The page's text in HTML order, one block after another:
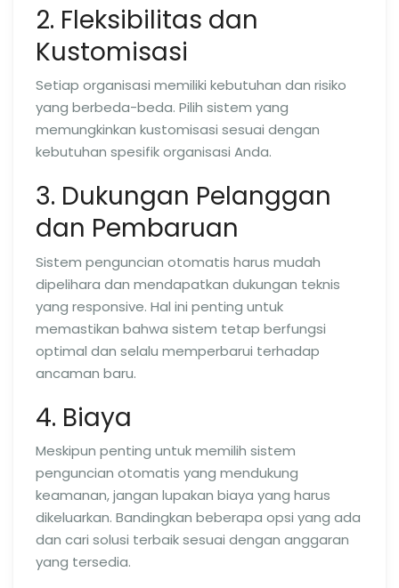
2. Fleksibilitas dan
Kustomisasi
Setiap organisasi memiliki kebutuhan dan risiko
yang berbeda-beda. Pilih sistem yang
memungkinkan kustomisasi sesuai dengan
kebutuhan spesifik organisasi Anda.
3. Dukungan Pelanggan
dan Pembaruan
Sistem penguncian otomatis harus mudah
dipelihara dan mendapatkan dukungan teknis
yang responsive. Hal ini penting untuk
memastikan bahwa sistem tetap berfungsi
optimal dan selalu memperbarui terhadap
ancaman baru.
4. Biaya
Meskipun penting untuk memilih sistem
penguncian otomatis yang mendukung
keamanan, jangan lupakan biaya yang harus
dikeluarkan. Bandingkan beberapa opsi yang ada
dan cari solusi terbaik sesuai dengan anggaran
yang tersedia.